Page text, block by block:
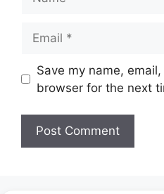
Website
Save my name,
browser for the next